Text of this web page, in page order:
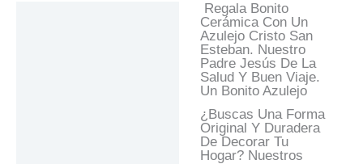
Regala Bonito
Cerámica Con Un
Azulejo Cristo San
Esteban. Nuestro
Padre Jesús De La
Salud Y Buen Viaje.
Un Bonito Azulejo
¿Buscas Una Forma
Original Y Duradera
De Decorar Tu
Hogar? Nuestros